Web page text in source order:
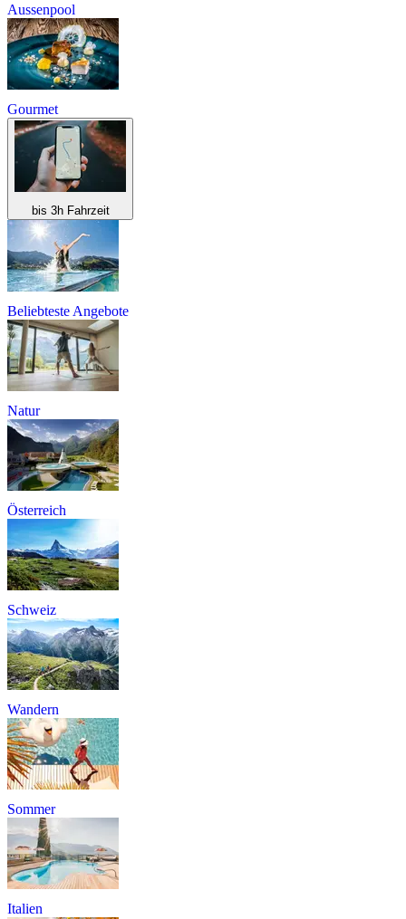
Aussenpool
Gourmet
bis 3h Fahrzeit
Beliebteste Angebote
Natur
Österreich
Schweiz
Wandern
Sommer
Italien